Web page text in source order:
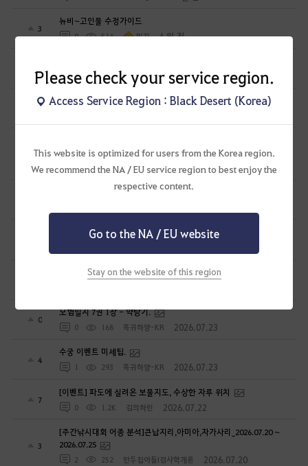
Please check your service region.
Access Service Region : Black Desert (Korea)
This website is optimized for users from the Korea region.
We recommend the NA / EU service region to best enjoy the
respective content.
Go to the NA / EU website
Stay on the website of this region
3
뉴비~고인물 수정가이드
0 514 민지 4 일 전
1 335 PsCrUx 7 일 전
4
2026.07.29이후 뉴비/복귀 모험가 스펙업가이드
4
2 979 생간건비탕 9 일 전
카마실비아 메인 - 하늘마차.
시즌 캐릭 생성 보유 횟수 확인법.
북부 밀 농장 - 물뜨기 의뢰 진행시.
0
모험일지 7권 1장 - 약탕기.
0 168 흑귀하양-KR 2026.07.23
4
수궁 이벤트 미세팁.
1 293 흑귀하양-KR 2026.07.23
7
[이벤트] 파도에 실려온 보물지도, 수상한 자루 위치
0 1.2K 김의하린 2026.07.22
3
[주간낚시대회 어종 분석]큰납지리,아미아,자가사리_2026.07.20 ~
2026.07.25
2 252 만두집아들I검사학개론 2026.07.20